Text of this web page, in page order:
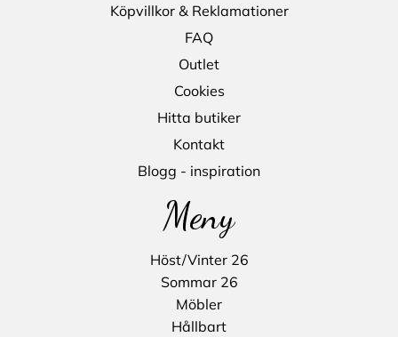
Köpvillkor & Reklamationer
FAQ
Outlet
Cookies
Hitta butiker
Kontakt
Blogg - inspiration
Meny
Höst/Vinter 26
Sommar 26
Möbler
Hållbart